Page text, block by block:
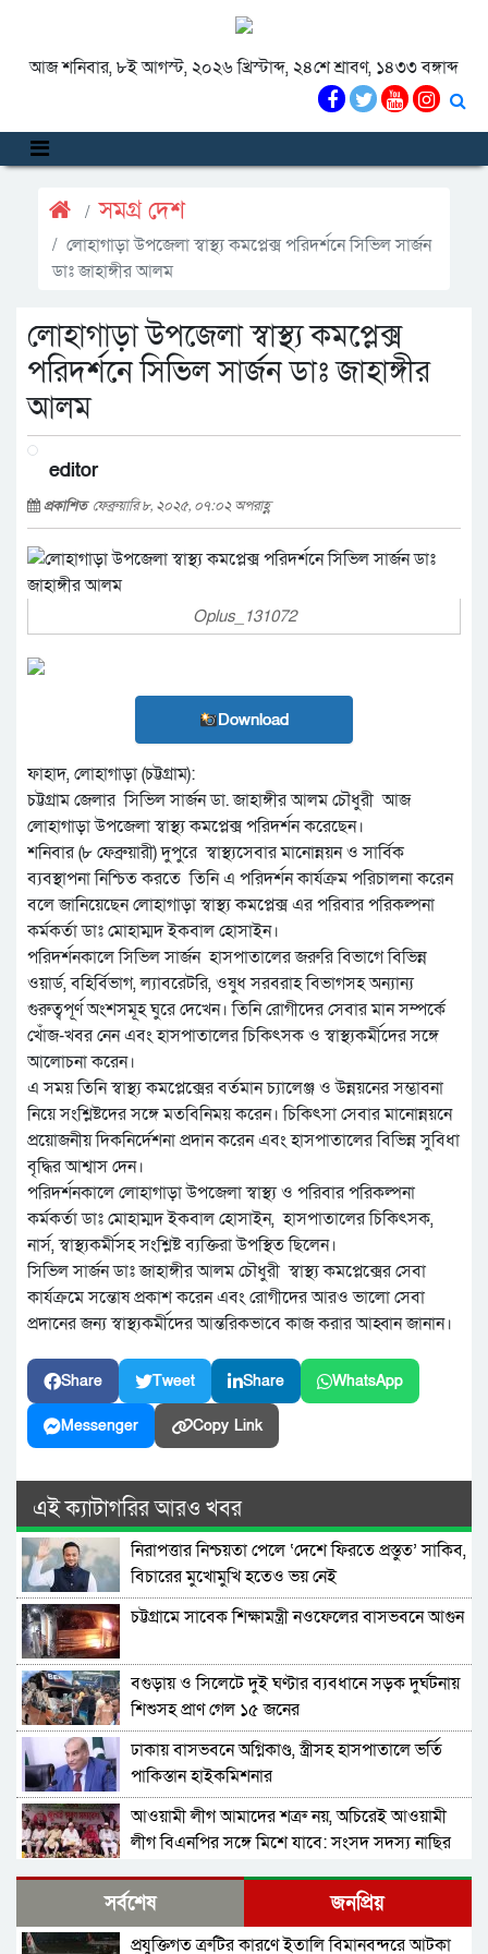
আজ শনিবার, ৮ই আগস্ট, ২০২৬ খ্রিস্টাব্দ, ২৪শে শ্রাবণ, ১৪৩৩ বঙ্গাব্দ
সমগ্র দেশ
লোহাগাড়া উপজেলা স্বাস্থ্য কমপ্লেক্স পরিদর্শনে সিভিল সার্জন
ডাঃ জাহাঙ্গীর আলম
লোহাগাড়া উপজেলা স্বাস্থ্য কমপ্লেক্স
পরিদর্শনে সিভিল সার্জন ডাঃ জাহাঙ্গীর
আলম
editor
প্রকাশিত ফেব্রুয়ারি ৮, ২০২৫, ০৭:০২ অপরাহ্ণ
Oplus_131072
Download
ফাহাদ, লোহাগাড়া (চট্টগ্রাম):
চট্টগ্রাম জেলার সিভিল সার্জন ডা. জাহাঙ্গীর আলম চৌধুরী আজ
লোহাগাড়া উপজেলা স্বাস্থ্য কমপ্লেক্স পরিদর্শন করেছেন।
শনিবার (৮ ফেব্রুয়ারী) দুপুরে স্বাস্থ্যসেবার মানোন্নয়ন ও সার্বিক
ব্যবস্থাপনা নিশ্চিত করতে তিনি এ পরিদর্শন কার্যক্রম পরিচালনা করেন
বলে জানিয়েছেন লোহাগাড়া স্বাস্থ্য কমপ্লেক্স এর পরিবার পরিকল্পনা
কর্মকর্তা ডাঃ মোহাম্মদ ইকবাল হোসাইন।
পরিদর্শনকালে সিভিল সার্জন হাসপাতালের জরুরি বিভাগে বিভিন্ন
ওয়ার্ড, বহির্বিভাগ, ল্যাবরেটরি, ওষুধ সরবরাহ বিভাগসহ অন্যান্য
গুরুত্বপূর্ণ অংশসমূহ ঘুরে দেখেন। তিনি রোগীদের সেবার মান সম্পর্কে
খোঁজ-খবর নেন এবং হাসপাতালের চিকিৎসক ও স্বাস্থ্যকর্মীদের সঙ্গে
আলোচনা করেন।
এ সময় তিনি স্বাস্থ্য কমপ্লেক্সের বর্তমান চ্যালেঞ্জ ও উন্নয়নের সম্ভাবনা
নিয়ে সংশ্লিষ্টদের সঙ্গে মতবিনিময় করেন। চিকিৎসা সেবার মানোন্নয়নে
প্রয়োজনীয় দিকনির্দেশনা প্রদান করেন এবং হাসপাতালের বিভিন্ন সুবিধা
বৃদ্ধির আশ্বাস দেন।
পরিদর্শনকালে লোহাগাড়া উপজেলা স্বাস্থ্য ও পরিবার পরিকল্পনা
কর্মকর্তা ডাঃ মোহাম্মদ ইকবাল হোসাইন, হাসপাতালের চিকিৎসক,
নার্স, স্বাস্থ্যকর্মীসহ সংশ্লিষ্ট ব্যক্তিরা উপস্থিত ছিলেন।
সিভিল সার্জন ডাঃ জাহাঙ্গীর আলম চৌধুরী স্বাস্থ্য কমপ্লেক্সের সেবা
কার্যক্রমে সন্তোষ প্রকাশ করেন এবং রোগীদের আরও ভালো সেবা
প্রদানের জন্য স্বাস্থ্যকর্মীদের আন্তরিকভাবে কাজ করার আহ্বান জানান।
Share Tweet Share WhatsApp
Messenger Copy Link
এই ক্যাটাগরির আরও খবর
নিরাপত্তার নিশ্চয়তা পেলে ‘দেশে ফিরতে প্রস্তুত’ সাকিব,
বিচারের মুখোমুখি হতেও ভয় নেই
চট্টগ্রামে সাবেক শিক্ষামন্ত্রী নওফেলের বাসভবনে আগুন
বগুড়ায় ও সিলেটে দুই ঘণ্টার ব্যবধানে সড়ক দুর্ঘটনায়
শিশুসহ প্রাণ গেল ১৫ জনের
ঢাকায় বাসভবনে অগ্নিকাণ্ড, স্ত্রীসহ হাসপাতালে ভর্তি
পাকিস্তান হাইকমিশনার
আওয়ামী লীগ আমাদের শত্রু নয়, অচিরেই আওয়ামী
লীগ বিএনপির সঙ্গে মিশে যাবে: সংসদ সদস্য নাছির
শহীদ আহসান জুলাই যোদ্ধা নন—দাবি বিএনপি নেতার,
জামায়াত নেতা বললেন, ‘সারজিসও ছাত্রলীগ করতেন’
সর্বশেষ জনপ্রিয়
প্রযুক্তিগত ত্রুটির কারণে ইতালি বিমানবন্দরে আটকা